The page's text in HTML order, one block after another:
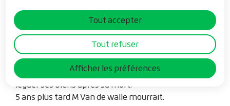
Afficher les préférences
Tout accepter
Tout refuser
L’église de Sec Bois a été créée en 1884, avant celle-
ci se trouvait un bâtiment nommé chapelle de
secours.
En 1875 M Van de Walle venant se promener dans le
village, les villageois l’interpellent sur leur désir de
construire une église. M Van de walle promit de
léguer ses biens après sa mort.
5 ans plus tard M Van de walle mourrait.